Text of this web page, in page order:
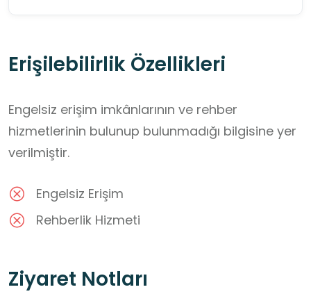
Erişilebilirlik Özellikleri
Engelsiz erişim imkânlarının ve rehber
hizmetlerinin bulunup bulunmadığı bilgisine yer
verilmiştir.
Engelsiz Erişim
Rehberlik Hizmeti
Ziyaret Notları